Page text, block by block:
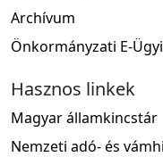
Archívum
Önkormányzati E-
Hasznos linkek
Magyar államkincstár
Nemzeti adó- és